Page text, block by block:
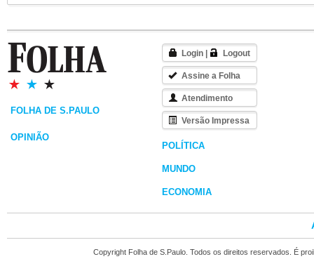
FOLHA DE S.PAULO
OPINIÃO
Login Logout
Assine a Folha
Atendimento
Versão Impressa
POLÍTICA
MUNDO
ECONOMIA
Copyright Folha de S.Paulo. Todos os direitos reservados. É